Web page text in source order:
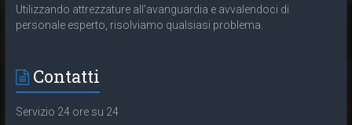
Utilizzando attrezzature all’avanguardia e avvalendoci di
personale esperto, risolviamo qualsiasi problema.
Contatti
Servizio 24 ore su 24